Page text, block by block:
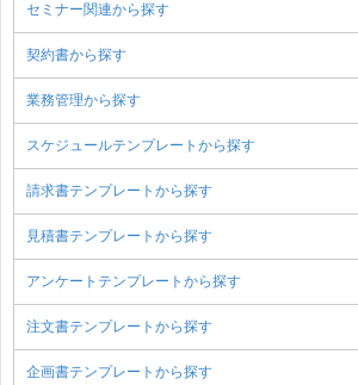
セミナー関連から探す
契約書から探す
業務管理から探す
スケジュールテンプレートから探す
請求書テンプレートから探す
見積書テンプレートから探す
アンケートテンプレートから探す
注文書テンプレートから探す
企画書テンプレートから探す